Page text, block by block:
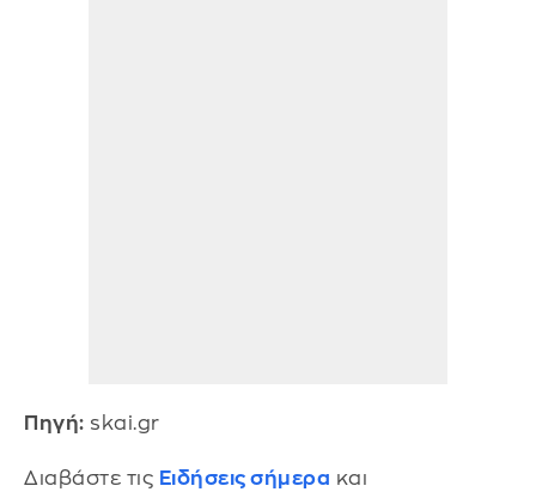
Πηγή: skai.gr
Διαβάστε τις Ειδήσεις σήμερα και